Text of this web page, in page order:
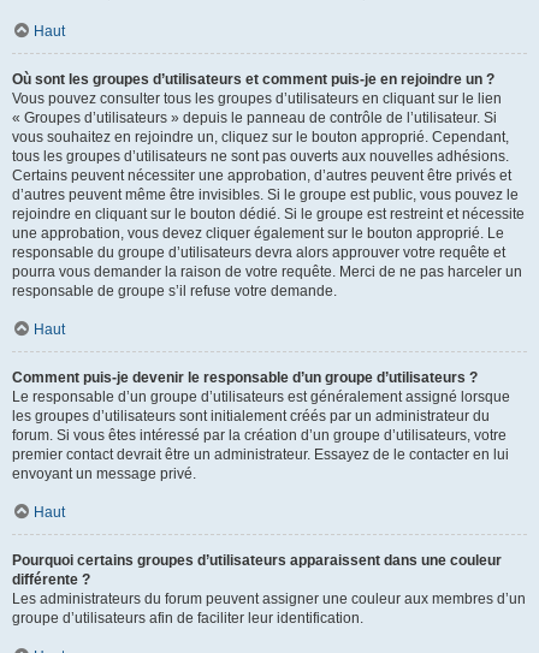
Haut
Où sont les groupes d’utilisateurs et comment puis-je en rejoindre un ?
Vous pouvez consulter tous les groupes d’utilisateurs en cliquant sur le lien
« Groupes d’utilisateurs » depuis le panneau de contrôle de l’utilisateur. Si
vous souhaitez en rejoindre un, cliquez sur le bouton approprié. Cependant,
tous les groupes d’utilisateurs ne sont pas ouverts aux nouvelles adhésions.
Certains peuvent nécessiter une approbation, d’autres peuvent être privés et
d’autres peuvent même être invisibles. Si le groupe est public, vous pouvez le
rejoindre en cliquant sur le bouton dédié. Si le groupe est restreint et nécessite
une approbation, vous devez cliquer également sur le bouton approprié. Le
responsable du groupe d’utilisateurs devra alors approuver votre requête et
pourra vous demander la raison de votre requête. Merci de ne pas harceler un
responsable de groupe s’il refuse votre demande.
Haut
Comment puis-je devenir le responsable d’un groupe d’utilisateurs ?
Le responsable d’un groupe d’utilisateurs est généralement assigné lorsque
les groupes d’utilisateurs sont initialement créés par un administrateur du
forum. Si vous êtes intéressé par la création d’un groupe d’utilisateurs, votre
premier contact devrait être un administrateur. Essayez de le contacter en lui
envoyant un message privé.
Haut
Pourquoi certains groupes d’utilisateurs apparaissent dans une couleur
différente ?
Les administrateurs du forum peuvent assigner une couleur aux membres d’un
groupe d’utilisateurs afin de faciliter leur identification.